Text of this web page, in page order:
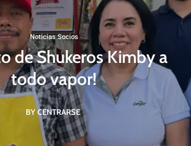
Noticias Socios
de Shukeros Kimby a
todo vapor!
BY CENTRARSE